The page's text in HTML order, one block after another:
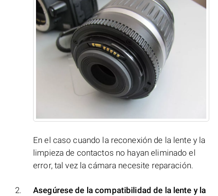
En el caso cuando la reconexión de la lente y la
limpieza de contactos no hayan eliminado el
error, tal vez la cámara necesite reparación.
Asegúrese de la compatibilidad de la lente y la